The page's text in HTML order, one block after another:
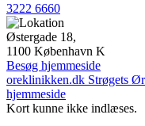
3222 6660
Østergade 18,
1100 København K
Besøg hjemmeside
oreklinikken.dk Strøgets
hjemmeside
Kort kunne ikke indlæses.